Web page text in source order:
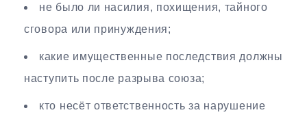
не было ли насилия, похищения, тайного
сговора или принуждения;
какие имущественные последствия должны
наступить после разрыва союза;
кто несёт ответственность за нарушение